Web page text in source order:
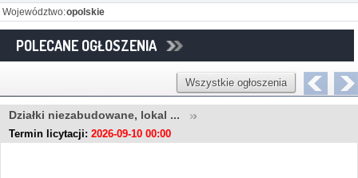
Województwo:opolskie
POLECANE OGŁOSZENIA
Wszystkie ogłoszenia
Działki niezabudowane, lokal ...
Termin licytacji: 2026-09-10 00:00